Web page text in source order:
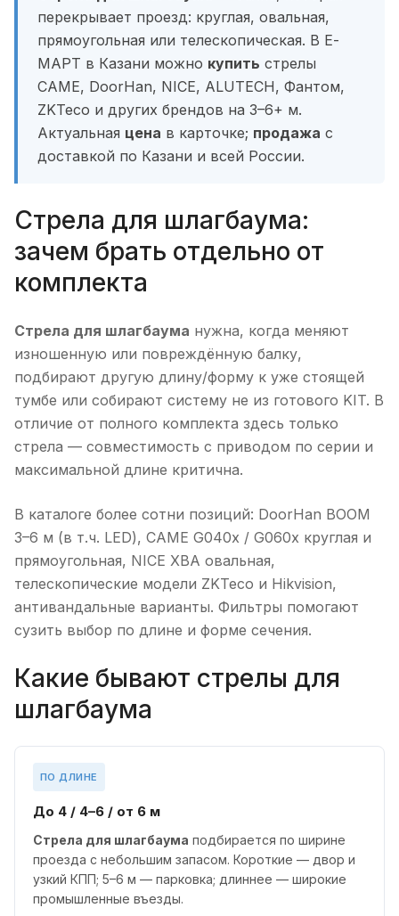
перекрывает проезд: круглая, овальная,
прямоугольная или телескопическая. В Е-
МАРТ в Казани можно купить стрелы
CAME, DoorHan, NICE, ALUTECH, Фантом,
ZKTeco и других брендов на 3–6+ м.
Актуальная цена в карточке; продажа с
доставкой по Казани и всей России.
Стрела для шлагбаума:
зачем брать отдельно от
комплекта
Стрела для шлагбаума нужна, когда меняют
изношенную или повреждённую балку,
подбирают другую длину/форму к уже стоящей
тумбе или собирают систему не из готового KIT. В
отличие от полного комплекта здесь только
стрела — совместимость с приводом по серии и
максимальной длине критична.
В каталоге более сотни позиций: DoorHan BOOM
3–6 м (в т.ч. LED), CAME G040x / G060x круглая и
прямоугольная, NICE XBA овальная,
телескопические модели ZKTeco и Hikvision,
антивандальные варианты. Фильтры помогают
сузить выбор по длине и форме сечения.
Какие бывают стрелы для
шлагбаума
ПО ДЛИНЕ
До 4 / 4–6 / от 6 м
Стрела для шлагбаума подбирается по ширине
проезда с небольшим запасом. Короткие — двор и
узкий КПП; 5–6 м — парковка; длиннее — широкие
промышленные въезды.